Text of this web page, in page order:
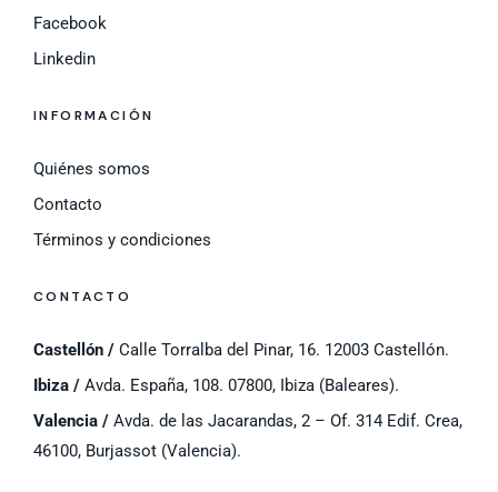
Facebook
Linkedin
INFORMACIÓN
Quiénes somos
Contacto
Términos y condiciones
CONTACTO
Castellón / Calle Torralba del Pinar, 16. 12003 Castellón.
Ibiza / Avda. España, 108. 07800, Ibiza (Baleares).
Valencia / Avda. de las Jacarandas, 2 – Of. 314 Edif. Crea,
46100, Burjassot (Valencia).